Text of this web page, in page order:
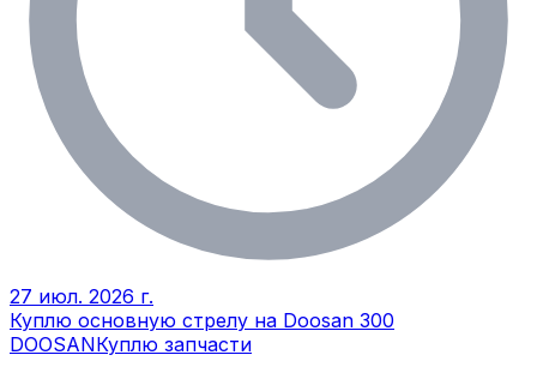
27 июл. 2026 г.
Куплю основную стрелу на Doosan 300
DOOSANКуплю запчасти